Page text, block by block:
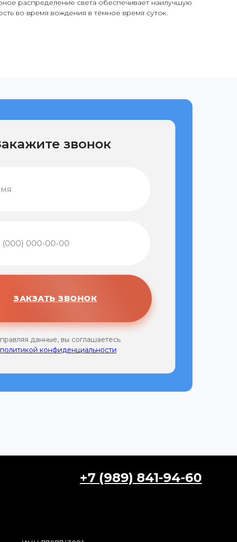
распределение света обеспечивает наилучшую
во время вождения в тёмное время суток.
данные, вы соглашаетесь
политикой конфиденциальности
ЗАКЗАТЬ ЗВОНОК
звонок
+7 (989) 841-94-60